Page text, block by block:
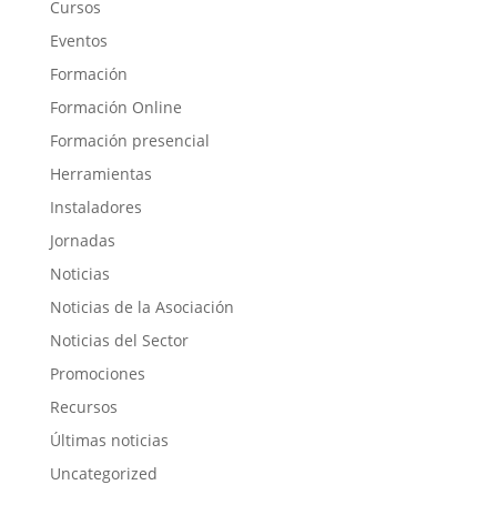
Cursos
Eventos
Formación
Formación Online
Formación presencial
Herramientas
Instaladores
Jornadas
Noticias
Noticias de la Asociación
Noticias del Sector
Promociones
Recursos
Últimas noticias
Uncategorized